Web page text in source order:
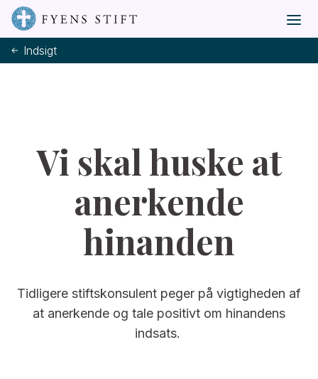
Indsigt
Vi skal huske at
anerkende
hinanden
Tidligere stiftskonsulent peger på vigtigheden af
at anerkende og tale positivt om hinandens
indsats.